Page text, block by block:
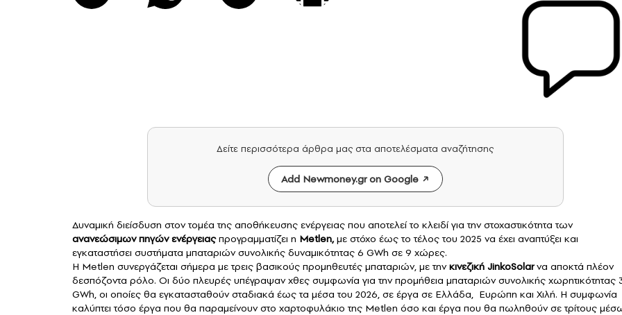
Δείτε περισσότερα άρθρα μας στα αποτελέσματα αναζήτησης
Add Newmoney.gr on Google
Δυναμική διείσδυση στον τομέα της αποθήκευσης ενέργειας που αποτελεί το κλειδί για την στοχαστικότητα των
ανανεώσιμων πηγών ενέργειας προγραμματίζει η Metlen,με στόχο έως το τέλος του 2025 να έχει αναπτύξει και
εγκαταστήσει συστήματα μπαταριών συνολικής δυναμικότητας 6 GWh σε 9 χώρες.
Η Metlen συνεργάζεται σήμερα με τρεις βασικούς προμηθευτές μπαταριών, με τηνκινεζική JinkoSolarνα αποκτά πλέον
δεσπόζοντα ρόλο. Οι δύο πλευρές υπέγραψαν χθες συμφωνία για την προμήθεια μπαταριών συνολικής χωρητικότητας
GWh, οι οποίες θα εγκατασταθούν σταδιακά έως τα μέσα του 2026, σε έργα σε Ελλάδα, Ευρώπη και Χιλή. Η συμφωνία
καλύπτει τόσο έργα που θα παραμείνουν στο χαρτοφυλάκιο της Metlen όσο και έργα που θα πωληθούν σε τρίτους